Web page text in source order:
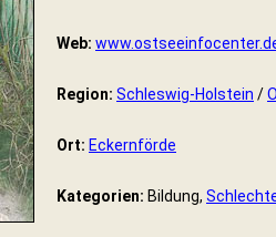
Web:
Region: Schleswig-Holstein /
Ort: Eckernförde
Kategorien: Bildung,